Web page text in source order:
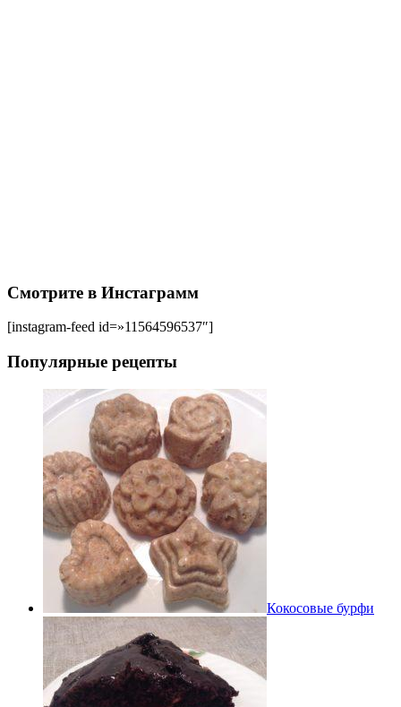
Смотрите в Инстаграмм
[instagram-feed id=»11564596537″]
Популярные рецепты
Кокосовые бурфи